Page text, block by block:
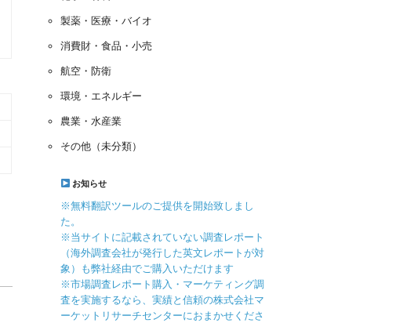
製薬・医療・バイオ
消費財・食品・小売
航空・防衛
環境・エネルギー
農業・水産業
その他（未分類）
お知らせ
※無料翻訳ツールのご提供を開始致しまし
た。
※当サイトに記載されていない調査レポート
（海外調査会社が発行した英文レポートが対
象）も弊社経由でご購入いただけます
※市場調査レポート購入・マーケティング調
査を実施するなら、実績と信頼の株式会社マ
ーケットリサーチセンターにおまかせくださ